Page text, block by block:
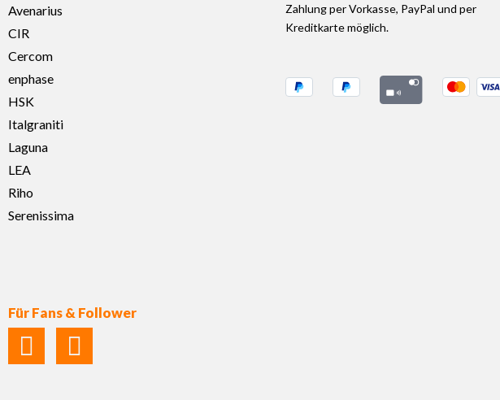
Avenarius
CIR
Cercom
enphase
HSK
Italgraniti
Laguna
LEA
Riho
Serenissima
Zahlung per Vorkasse, PayPal und per
Kreditkarte möglich.
Für Fans & Follower